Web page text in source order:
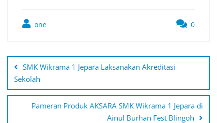
one 0
navigation
SMK Wikrama 1 Jepara Laksanakan Akreditasi
Sekolah
Pameran Produk AKSARA SMK Wikrama 1 Jepara di
Ainul Burhan Fest Blingoh